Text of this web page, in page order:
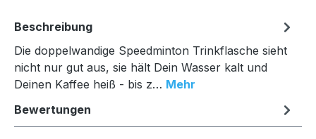
Beschreibung
Die doppelwandige Speedminton Trinkflasche sieht
nicht nur gut aus, sie hält Dein Wasser kalt und
Deinen Kaffee heiß - bis z… Mehr
Bewertungen